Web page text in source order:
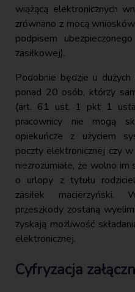
wiążącą elektronicznych
zrównano z mocą
podpisem
zasiłkowej).
Podobnie będzie u dużych
ponad 20 osób, którzy
(art. 61 ust. 1 pkt 1
pracownicy nie mogą
opiekuńcze z użyciem
poczty elektronicznej czy
niezrozumiałe, że wolno
o urlopy z tytułu
zasiłek macierzyński.
przeszkody zostaną
zyskają możliwość
elektronicznej.
Cyfryzacja